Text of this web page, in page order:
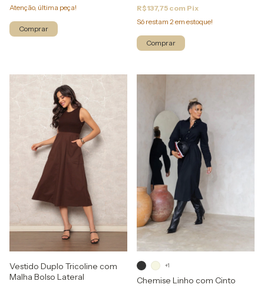
Atenção, última peça!
Comprar
R$137,75 com Pix
Só restam 2em estoque!
Comprar
Vestido Duplo Tricoline com
Malha Bolso Lateral
Chemise Linho com Cinto
+1